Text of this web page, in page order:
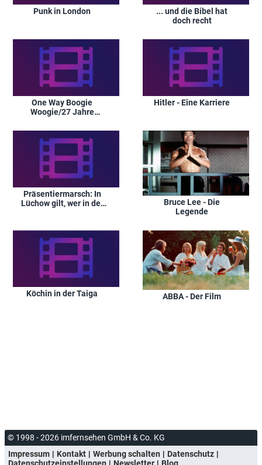
Punk in London
... und die Bibel hat
doch recht
One Way Boogie
Woogie/27 Jahre
Hitler - Eine Karriere
Präsentiermarsch: In
Lüchow gilt, wer in der
Bruce Lee - Die
Legende
Köchin in der Taiga ABBA - Der Film
© 1998 - 2026 imfernsehen GmbH & Co. KG
Impressum
Kontakt Werbung schalten
Datenschutz